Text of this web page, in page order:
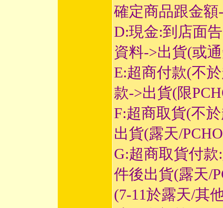
確定商品跟金
D:現金:到店面
資料->出貨(或
E:超商付款(不
款->出貨(限
F:超商取貨(不
出貨(露天/
G:超商取貨付
件後出貨(露天/
(7-11於露天/其